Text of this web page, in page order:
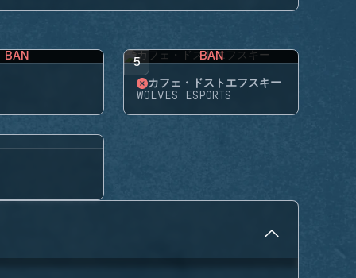
BAN 5 BAN
カフェ・ドストエフスキー
WOLVES ESPORTS